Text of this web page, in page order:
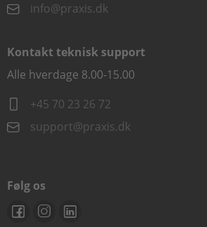
info@praxis.dk
Kontakt teknisk support
Alle hverdage 8.00-15.00
+45 70 23 26 72
support@praxis.dk
Følg os